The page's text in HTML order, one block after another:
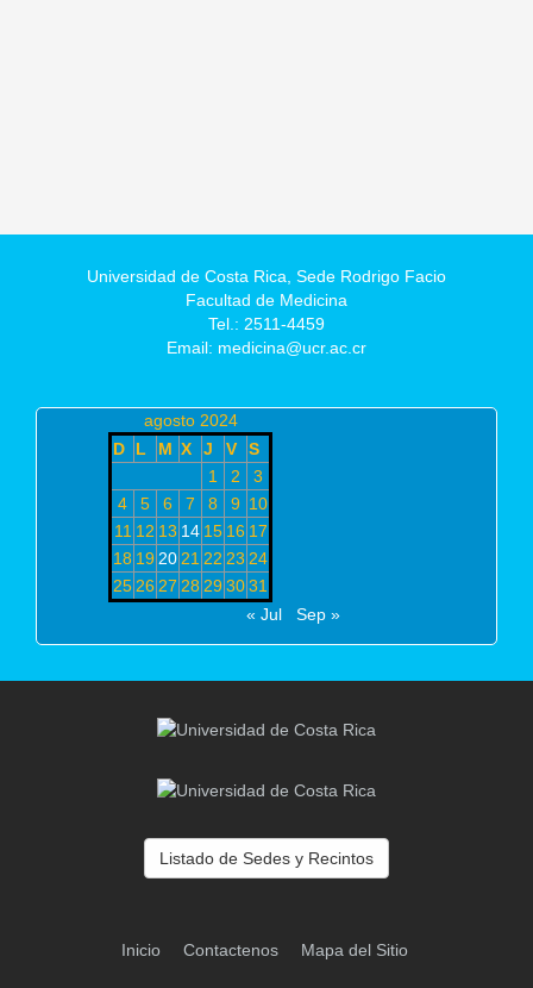
Universidad de Costa Rica, Sede Rodrigo Facio
Facultad de Medicina
Tel.: 2511-4459
Email: medicina@ucr.ac.cr
agosto 2024
D
L M X J V
S
1
2
3
4
5 6 7 8 9 10
11 12 13 14 15 16 17
18 19 20 21 22 23 24
25 26 27 28 293031
« Jul
Sep »
Listado de Sedes y Recintos
Inicio Contactenos Mapa del Sitio